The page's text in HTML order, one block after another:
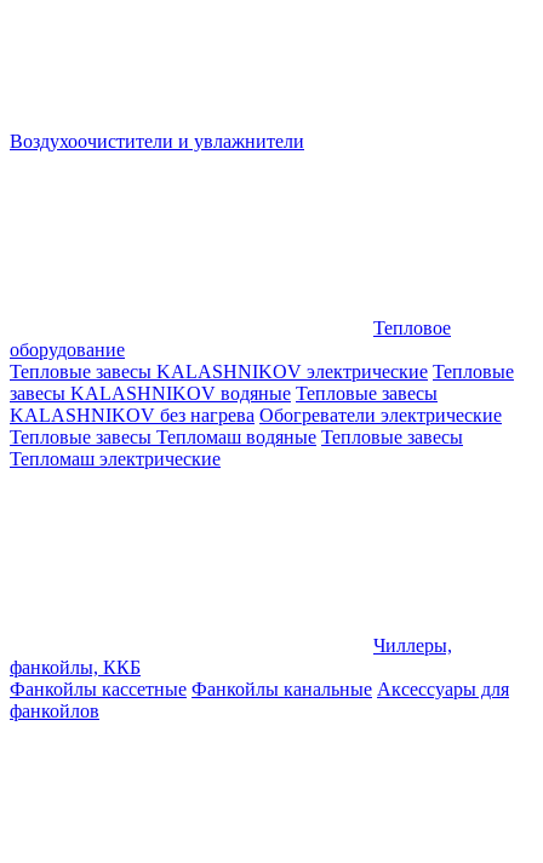
Воздухоочистители и увлажнители
Тепловое
оборудование
Тепловые завесы KALASHNIKOV электрические Тепловые
завесы KALASHNIKOV водяные Тепловые завесы
KALASHNIKOV без нагрева Обогреватели электрические
Тепловые завесы Тепломаш водяные Тепловые завесы
Тепломаш электрические
Чиллеры,
фанкойлы, ККБ
Фанкойлы кассетные Фанкойлы канальные Аксессуары для
фанкойлов